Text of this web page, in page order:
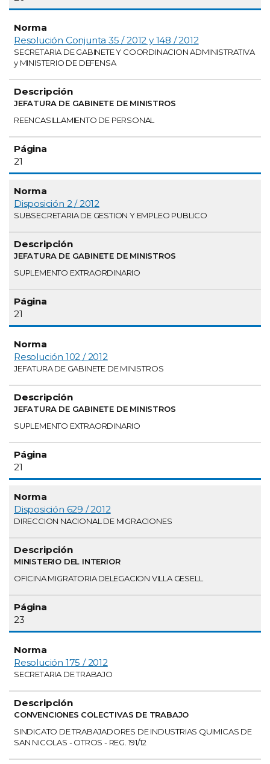
Resolución Conjunta 35 / 2012 y 148 / 2012
SECRETARIA DE GABINETE Y COORDINACION ADMINISTRATIVA
y MINISTERIO DE DEFENSA
JEFATURA DE GABINETE DE MINISTROS
REENCASILLAMIENTO DE PERSONAL
21
Disposición 2 / 2012
SUBSECRETARIA DE GESTION Y EMPLEO PUBLICO
JEFATURA DE GABINETE DE MINISTROS
SUPLEMENTO EXTRAORDINARIO
21
Resolución 102 / 2012
JEFATURA DE GABINETE DE MINISTROS
JEFATURA DE GABINETE DE MINISTROS
SUPLEMENTO EXTRAORDINARIO
21
Disposición 629 / 2012
DIRECCION NACIONAL DE MIGRACIONES
MINISTERIO DEL INTERIOR
OFICINA MIGRATORIA DELEGACION VILLA GESELL
23
Resolución 175 / 2012
SECRETARIA DE TRABAJO
CONVENCIONES COLECTIVAS DE TRABAJO
SINDICATO DE TRABAJADORES DE INDUSTRIAS QUIMICAS DE
SAN NICOLAS - OTROS - REG. 191/12